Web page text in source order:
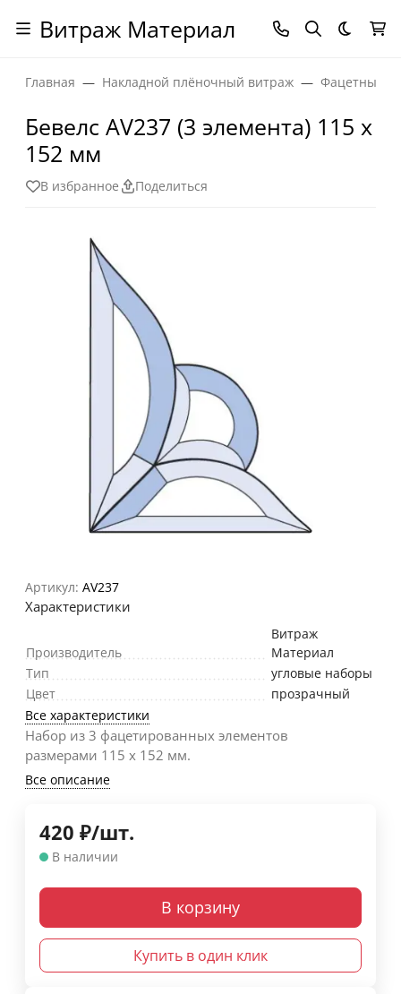
Витраж Материал Темная
Главная Накладной плёночный витраж Фацетные
Бевелс AV237 (3 элемента) 115 х
152 мм
В избранное Поделиться
Артикул: AV237
Характеристики
Производитель
Витраж
Материал
Тип
угловые наборы
Цвет
прозрачный
Все характеристики
Набор из 3 фацетированных элементов
размерами 115 х 152 мм.
Все описание
420 ₽/шт.
В наличии
В корзину
Купить в один клик